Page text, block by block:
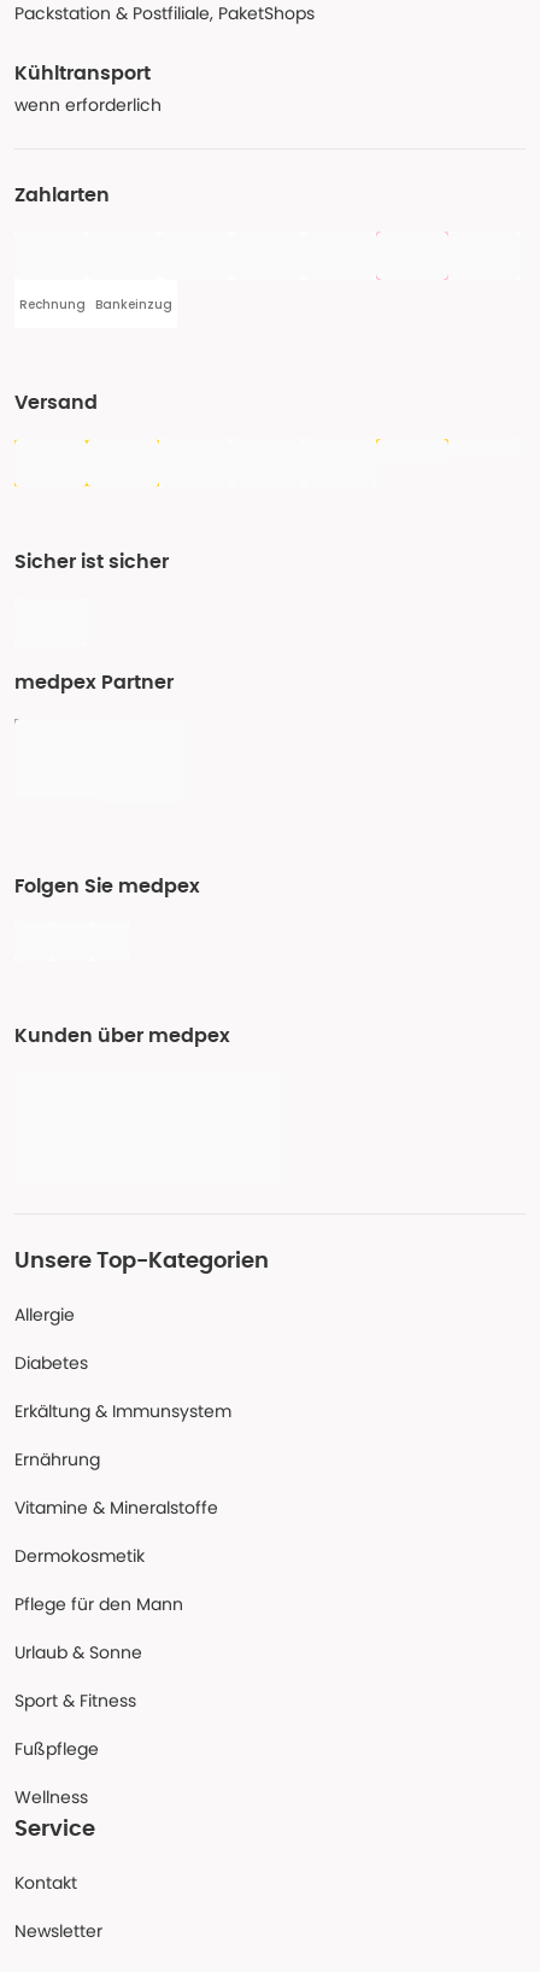
Packstation & Postfiliale, PaketShops
Kühltransport
wenn erforderlich
Zahlarten
Rechnung Bankeinzug
Versand
Sicher ist sicher
medpex Partner
Folgen Sie medpex
Kunden über medpex
Unsere Top-Kategorien
Allergie
Diabetes
Erkältung & Immunsystem
Ernährung
Vitamine & Mineralstoffe
Dermokosmetik
Pflege für den Mann
Urlaub & Sonne
Sport & Fitness
Fußpflege
Wellness
Service
Kontakt
Newsletter